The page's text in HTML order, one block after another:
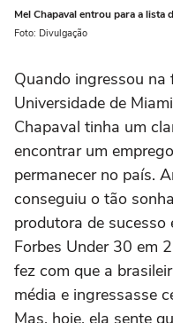
Mel Chapaval entrou para a lista
Foto: Divulgação
Quando ingressou na
Universidade de
Chapaval tinha um
encontrar um
permanecer no país.
conseguiu o tão
produtora de
Forbes Under 30 em
fez com que a
média e ingressasse
Mas, hoje, ela sente